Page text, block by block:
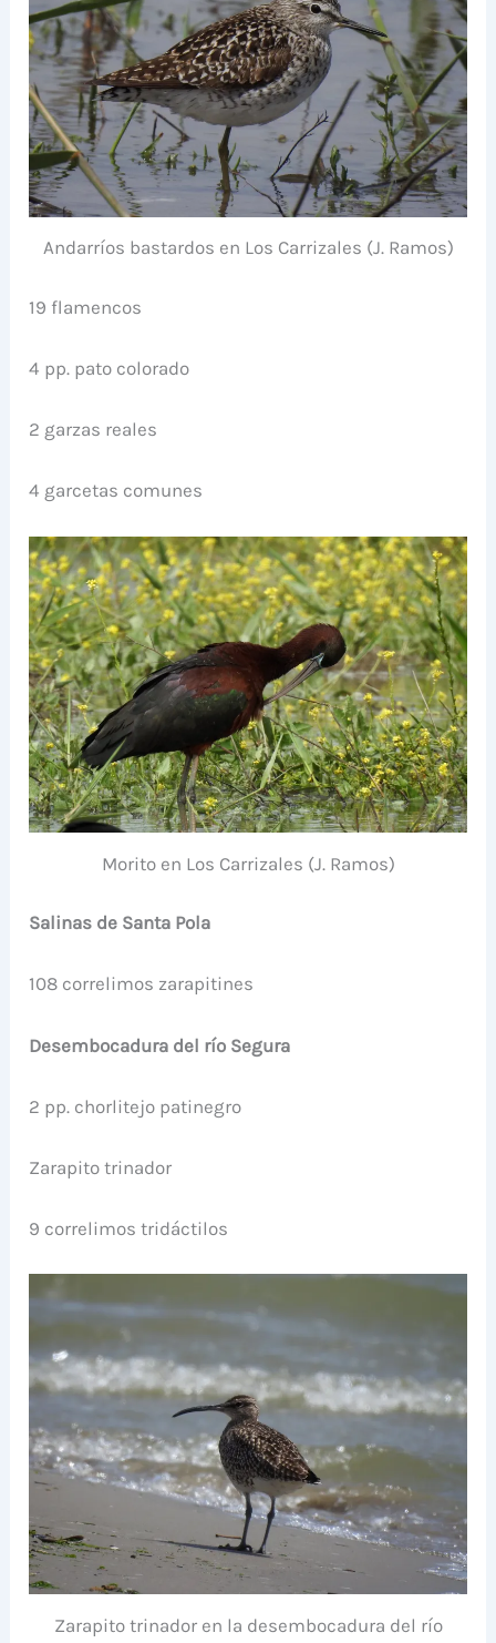
Andarríos bastardos en Los Carrizales (J. Ramos)
19 flamencos
4 pp. pato colorado
2 garzas reales
4 garcetas comunes
Morito en Los Carrizales (J. Ramos)
Salinas de Santa Pola
108 correlimos zarapitines
Desembocadura del río Segura
2 pp. chorlitejo patinegro
Zarapito trinador
9 correlimos tridáctilos
Zarapito trinador en la desembocadura del río